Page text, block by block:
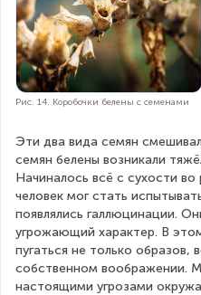
Рис. 14. Коробочки белены с семенами
Эти два вида семян
семян белены возникали
Начиналось всё с сухости
человек мог стать
появлялись галлюцинации.
угрожающий характер. В
пугаться не только образов,
собственном воображении.
настоящими угрозами